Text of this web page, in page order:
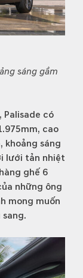
sáng gầm
Palisade có
cao
khoảng sáng
lưới tản nhiệt
ghế 6
những ông
mong muốn